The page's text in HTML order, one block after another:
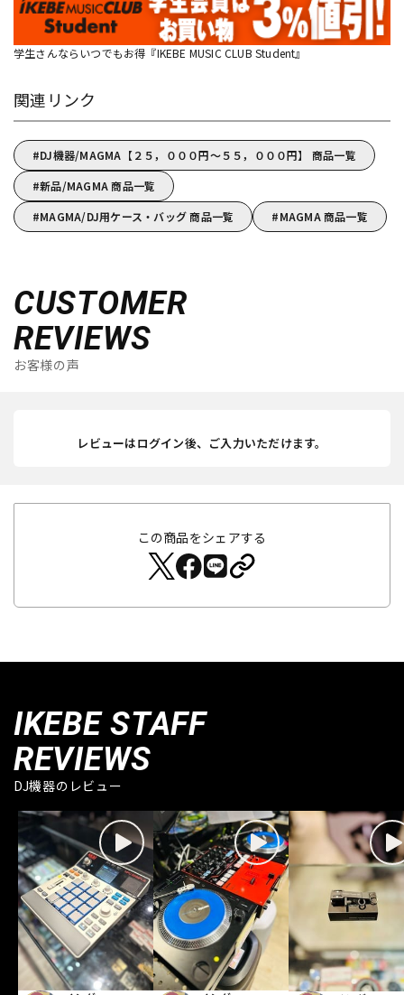
学生さんならいつでもお得『IKEBE MUSIC CLUB Student』
関連リンク
DJ機器/MAGMA【２５，０００円～５５，０００円】 商品一覧
新品/MAGMA 商品一覧
MAGMA/DJ用ケース・バッグ 商品一覧
MAGMA 商品一覧
CUSTOMER
REVIEWS
お客様の声
レビューはログイン後、ご入力いただけます。
この商品をシェアする
IKEBE STAFF
REVIEWS
DJ機器のレビュー